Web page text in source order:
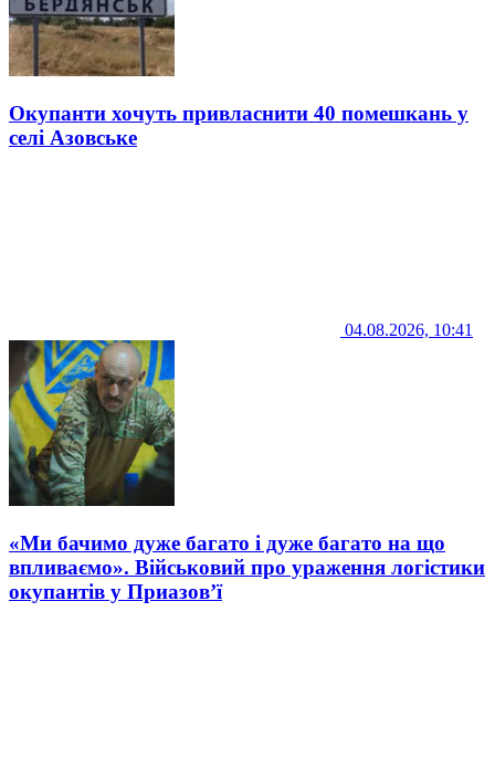
Окупанти хочуть привласнити 40 помешкань у
селі Азовське
04.08.2026, 10:41
«Ми бачимо дуже багато і дуже багато на що
впливаємо». Військовий про ураження логістики
окупантів у Приазов’ї